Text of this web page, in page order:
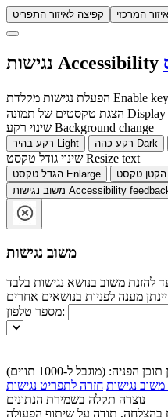
קפיצה לאיזור התפריט המרכזי
Accessibility
Enable
Display
Background change
Light Dark
Resize text
Enlarge
Accessibility
משוב נגישות
מספר טלפון:
תוכן הפניה: (מוגבל ל-1000 תווים)
נגישות חזרה לתפריט נגישות
נוצרה תקלה בשמירת הנתונים